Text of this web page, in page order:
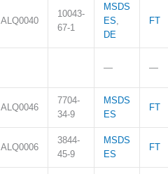
ALQ0040
10043-
67-1
MSDS
ES,
DE
FT
— —
ALQ0046
7704-
34-9
MSDS
ES
FT
ALQ0006
3844-
45-9
MSDS
ES
FT